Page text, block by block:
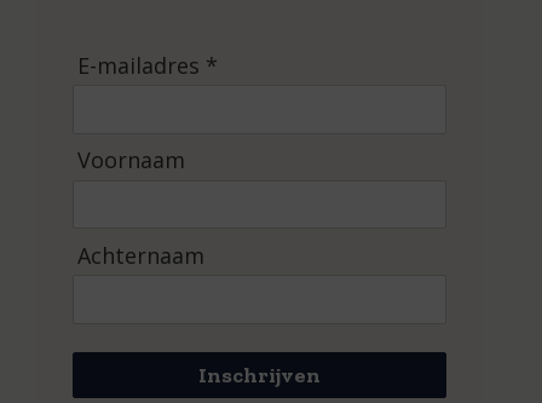
E-mailadres *
Voornaam
Achternaam
Inschrijven